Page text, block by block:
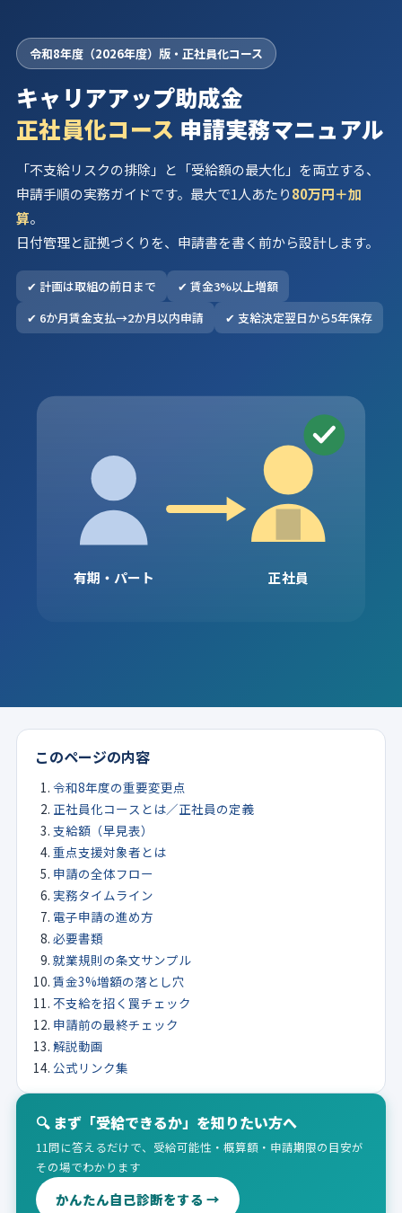
令和8年度（2026年度）版・正社員化コース
キャリアアップ助成金
正社員化コース 申請実務マニュアル
「不支給リスクの排除」と「受給額の最大化」を両立する、
申請手順の実務ガイドです。最大で1人あたり80万円＋加
算。
日付管理と証拠づくりを、申請書を書く前から設計します。
✔ 計画は取組の前日まで
✔ 賃金3%以上増額
✔ 6か月賃金支払→2か月以内申請
✔ 支給決定翌日から5年保存
有期・パート 正社員
このページの内容
令和8年度の重要変更点
正社員化コースとは／正社員の定義
支給額（早見表）
重点支援対象者とは
申請の全体フロー
実務タイムライン
電子申請の進め方
必要書類
就業規則の条文サンプル
賃金3%増額の落とし穴
不支給を招く罠チェック
申請前の最終チェック
解説動画
公式リンク集
🔍 まず「受給できるか」を知りたい方へ
11問に答えるだけで、受給可能性・概算額・申請期限の目安が
その場でわかります
かんたん自己診断をする →